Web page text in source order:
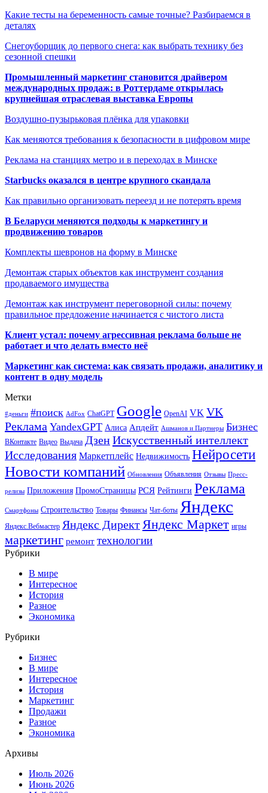
Какие тесты на беременность самые точные? Разбираемся в
деталях
Снегоуборщик до первого снега: как выбрать технику без
сезонной спешки
Промышленный маркетинг становится драйвером
международных продаж: в Роттердаме открылась
крупнейшая отраслевая выставка Европы
Воздушно-пузырьковая плёнка для упаковки
Как меняются требования к безопасности в цифровом мире
Реклама на станциях метро и в переходах в Минске
Starbucks оказался в центре крупного скандала
Как правильно организовать переезд и не потерять время
В Беларуси меняются подходы к маркетингу и
продвижению товаров
Комплекты шевронов на форму в Минске
Демонтаж старых объектов как инструмент создания
продаваемого имущества
Демонтаж как инструмент переговорной силы: почему
правильное предложение начинается с чистого листа
Клиент устал: почему агрессивная реклама больше не
работает и что делать вместо неё
Маркетинг как система: как связать продажи, аналитику и
контент в одну модель
Метки
#деньги #поиск AdFox ChatGPT Google OpenAI VK VK
Реклама YandexGPT Алиса Апдейт Ашманов и Партнеры Бизнес
ВКонтакте Видео Выдача ДзенИскусственный интеллект
Исследования Маркетплейс Недвижимость Нейросети
Новости компаний Обновления Объявления Отзывы Пресс-
релизы Приложения ПромоСтраницы РСЯ Рейтинги Реклама
Смартфоны Строительство Товары Финансы Чат-боты Яндекс
Яндекс.Вебмастер Яндекс ДиректЯндекс Маркет игры
маркетинг ремонт технологии
Рубрики
В мире
Интересное
История
Разное
Экономика
Рубрики
Бизнес
В мире
Интересное
История
Маркетинг
Продажи
Разное
Экономика
Архивы
Июль 2026
Июнь 2026